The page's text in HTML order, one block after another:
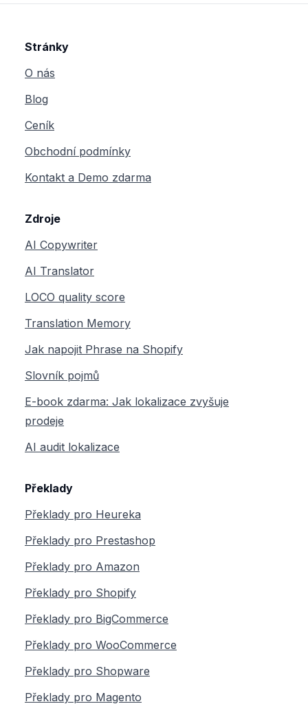
Stránky
O nás
Blog
Ceník
Obchodní podmínky
Kontakt a Demo zdarma
Zdroje
AI Copywriter
AI Translator
LOCO quality score
Translation Memory
Jak napojit Phrase na Shopify
Slovník pojmů
E-book zdarma: Jak lokalizace zvyšuje
prodeje
AI audit lokalizace
Překlady
Překlady pro Heureka
Překlady pro Prestashop
Překlady pro Amazon
Překlady pro Shopify
Překlady pro BigCommerce
Překlady pro WooCommerce
Překlady pro Shopware
Překlady pro Magento